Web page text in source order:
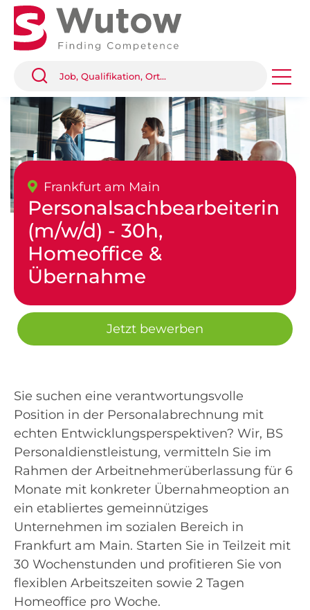
Frankfurt am Main
Personalsachbearbeiterin
(m/w/d) - 30h,
Homeoffice &
Übernahme
Jetzt bewerben
Sie suchen eine verantwortungsvolle
Position in der Personalabrechnung mit
echten Entwicklungsperspektiven? Wir, BS
Personaldienstleistung, vermitteln Sie im
Rahmen der Arbeitnehmerüberlassung für 6
Monate mit konkreter Übernahmeoption an
ein etabliertes gemeinnütziges
Unternehmen im sozialen Bereich in
Frankfurt am Main. Starten Sie in Teilzeit mit
30 Wochenstunden und profitieren Sie von
flexiblen Arbeitszeiten sowie 2 Tagen
Homeoffice pro Woche.